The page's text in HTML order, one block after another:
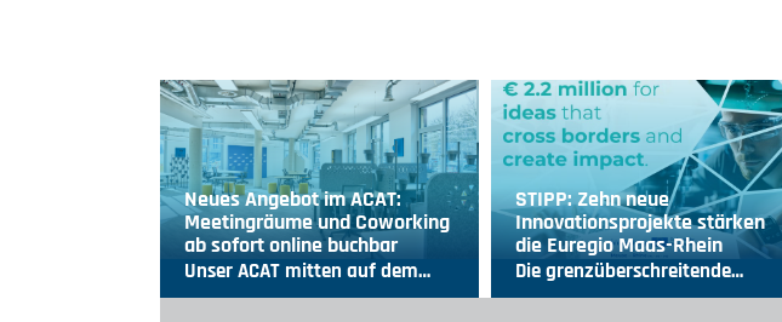
Neues Angebot im ACAT:
Meetingräume und Coworking
ab sofort online buchbar
Unser ACAT mitten auf dem…
STIPP: Zehn neue
Innovationsprojekte stärken
die Euregio Maas-Rhein
Die grenzüberschreitende…